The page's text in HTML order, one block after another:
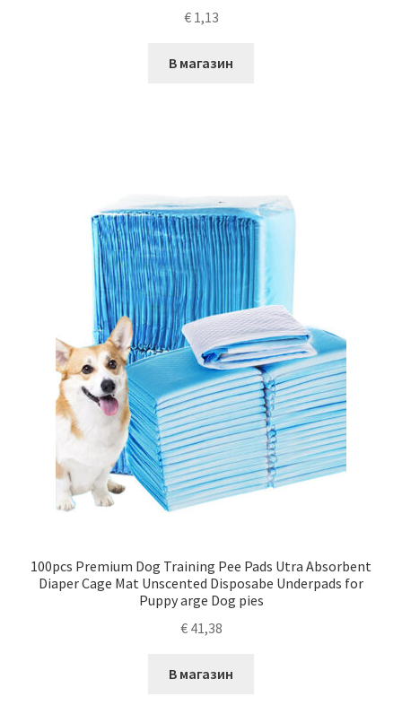
€1,13
В магазин
100pcs Premium Dog Training Pee Pads Utra Absorbent
Diaper Cage Mat Unscented Disposabe Underpads for
Puppy arge Dog pies
€41,38
В магазин